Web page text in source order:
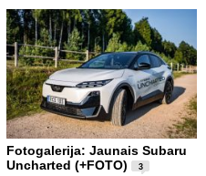
Fotogalerija: Jaunais Subaru
Uncharted (+FOTO)
3